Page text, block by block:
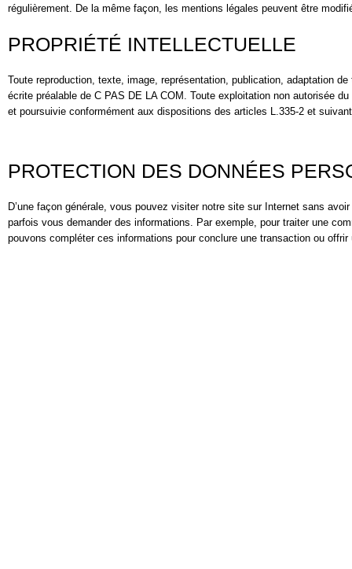
régulièrement. De la même façon, les mentions légales peuvent être
PROPRIÉTÉ INTELLECTUELLE
Toute reproduction, texte, image, représentation, publication, adaptation
écrite préalable de C PAS DE LA COM. Toute exploitation non autorisée
et poursuivie conformément aux dispositions des articles L.335-2 et
PROTECTION DES DONNÉES
D’une façon générale, vous pouvez visiter notre site sur Internet sans
parfois vous demander des informations. Par exemple, pour traiter une
pouvons compléter ces informations pour conclure une transaction ou